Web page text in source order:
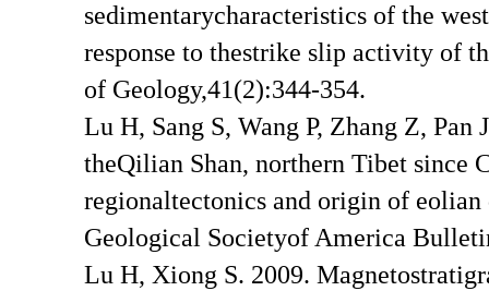
sedimentarycharacteristics of the
response to thestrike slip activity of
of Geology,41(2):344-354.
Lu H, Sang S, Wang P, Zhang Z,
theQilian Shan, northern Tibet since
regionaltectonics and origin of
Geological Societyof America
Lu H, Xiong S. 2009.